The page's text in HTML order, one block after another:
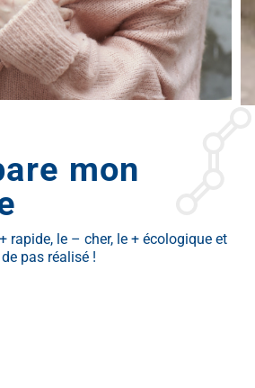
mon
rapide, le – cher, le + écologique et
pas réalisé !